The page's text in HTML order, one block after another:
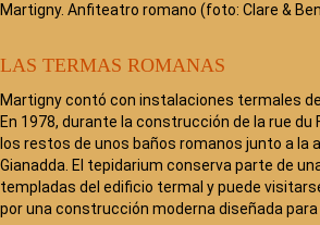
Martigny. Anfiteatro romano (foto: Clare &
LAS TERMAS ROMANAS
Martigny contó con instalaciones termales
En 1978, durante la construcción de la rue du
los restos de unos baños romanos junto a la
Gianadda. El tepidarium conserva parte de
templadas del edificio termal y puede
por una construcción moderna diseñada